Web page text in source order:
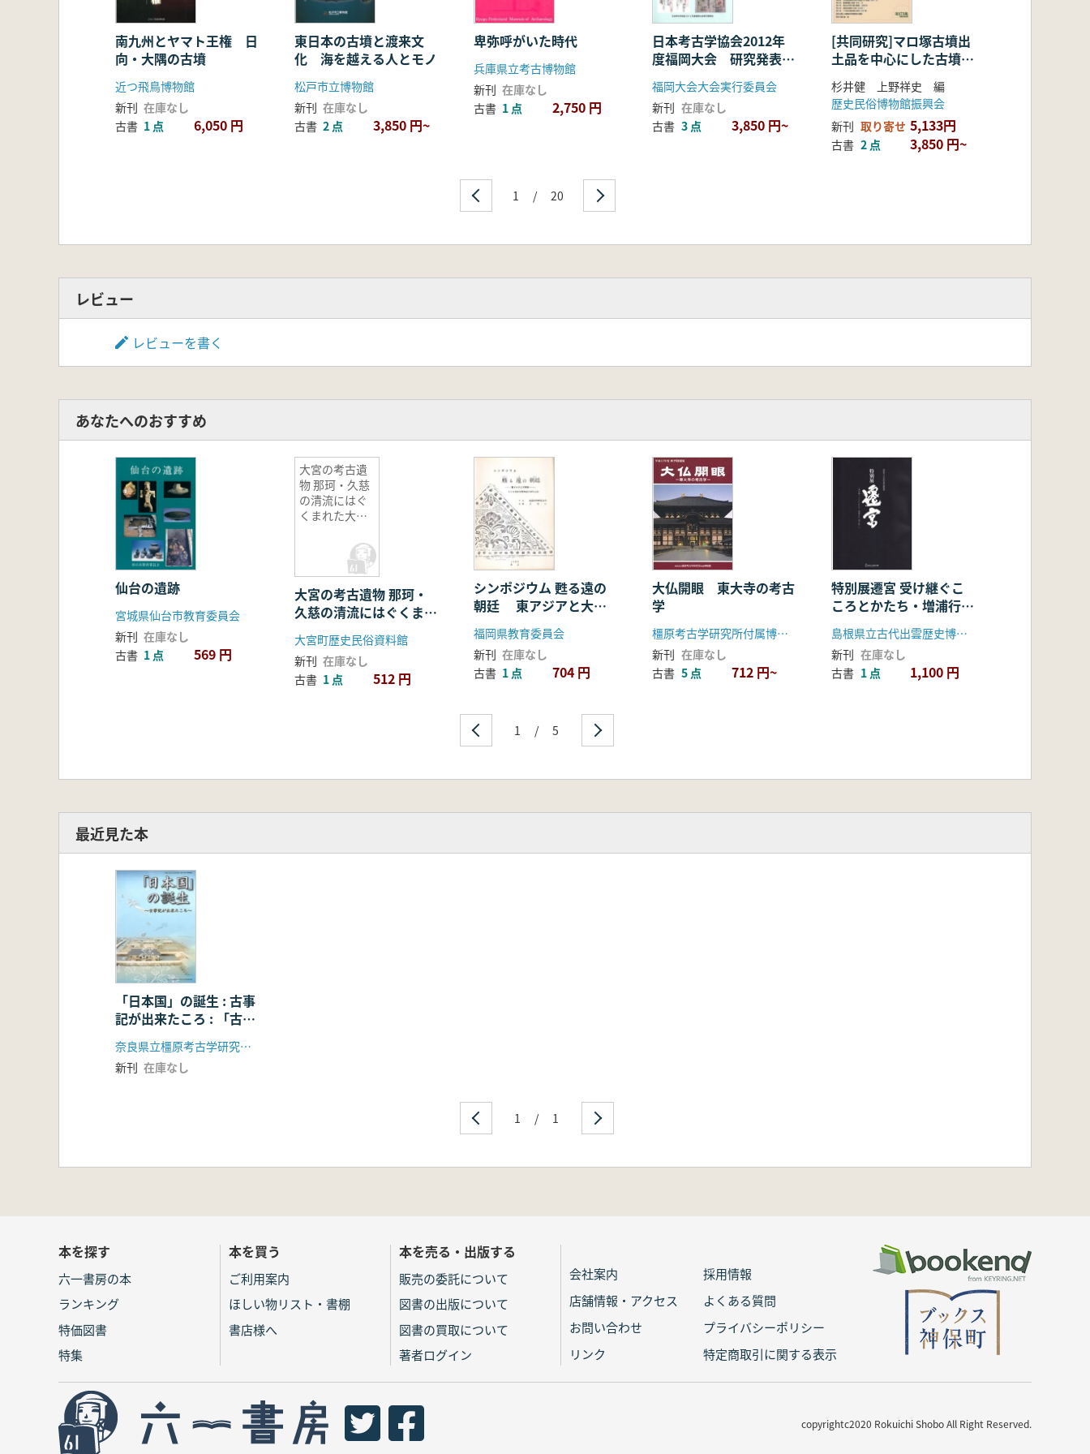
2 三次元CGとレントゲンで見る太安萬侶墓誌
3 平城京左京四条四坊の宅地利用
4 新羅との交流からみた天武朝
5『古事記』の“上古"“今"と発掘された飛鳥
南九州とヤマト王権 日
向・大隅の古墳
近つ飛鳥博物館
新刊 在庫なし
古書 1 点 6,050 円
東日本の古墳と渡来文
化 海を越える人とモノ
松戸市立博物館
新刊 在庫なし
古書 2 点 3,850 円~
卑弥呼がいた時代
兵庫県立考古博物館
新刊 在庫なし
古書 1 点 2,750 円
日本考古学協会2012年
度福岡大会 研究発表資
料集
福岡大会大会実行委員会
新刊 在庫なし
古書 3 点 3,850 円~
[共同研究]マロ塚古墳出
土品を中心にした古墳時
代中期武器武具の研究
杉井健 上野祥史 編
歴史民俗博物館振興会
新刊 取り寄せ 5,133円
古書 2 点 3,850 円~
1 / 20
レビュー
レビューを書く
あなたへのおすすめ
仙台の遺跡
宮城県仙台市教育委員会
新刊 在庫なし
古書 1 点 569 円
大宮の考古遺
物 那珂・久慈
の清流にはぐ
くまれた大宮
大宮の考古遺物 那珂・
久慈の清流にはぐくまれ
た大宮町の先史・古代
大宮町歴史民俗資料館
新刊 在庫なし
古書 1 点 512 円
シンポジウム 甦る遠の
朝廷 東アジアと大宰
府
福岡県教育委員会
新刊 在庫なし
古書 1 点 704 円
大仏開眼 東大寺の考古
学
橿原考古学研究所付属博物館
新刊 在庫なし
古書 5 点 712 円~
特別展遷宮 受け継ぐこ
ころとかたち・増浦行仁
「神の宮」
島根県立古代出雲歴史博物館
新刊 在庫なし
古書 1 点 1,100 円
1 / 5
最近見た本
「日本国」の誕生 : 古事
記が出来たころ : 「古事
記」完成1300年記念事
業・平成24年度秋季特
別展
奈良県立橿原考古学研究所附属博物館
新刊 在庫なし
1 / 1
本を探す
六一書房の本
ランキング
特価図書
特集
本を買う
ご利用案内
ほしい物リスト・書棚
書店様へ
本を売る・出版する
販売の委託について
図書の出版について
図書の買取について
著者ログイン
会社案内
採用情報
店舗情報・アクセス
よくある質問
お問い合わせ
プライバシーポリシー
リンク
特定商取引に関する表示
copyrightc2020 Rokuichi Shobo All Right Reserved.